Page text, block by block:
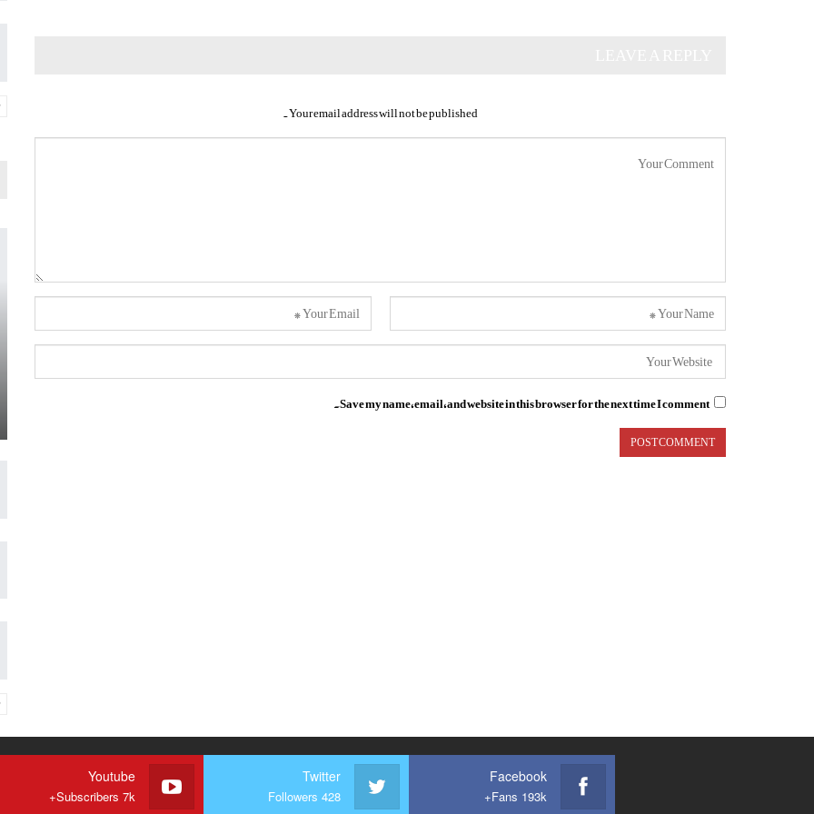
Your email address will not be published.
Save my name, email, and website in this browser for the next time I comment.
Facebook
Fans 193k+
Twitter
Followers 428
Youtube
Subscribers 7k+